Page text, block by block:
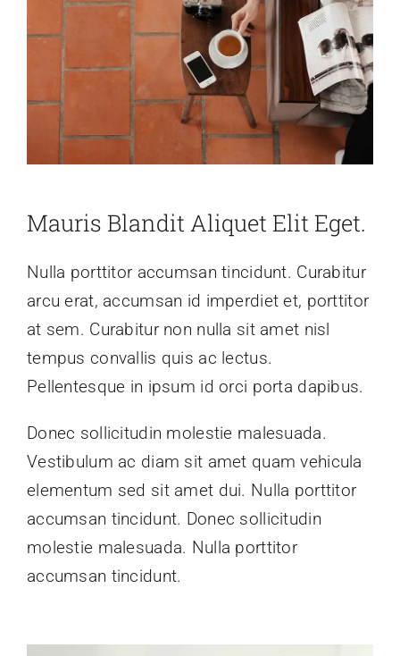
Mauris Blandit Aliquet Elit Eget.
Nulla porttitor accumsan tincidunt. Curabitur
arcu erat, accumsan id imperdiet et, porttitor
at sem. Curabitur non nulla sit amet nisl
tempus convallis quis ac lectus.
Pellentesque in ipsum id orci porta dapibus.
Donec sollicitudin molestie malesuada.
Vestibulum ac diam sit amet quam vehicula
elementum sed sit amet dui. Nulla porttitor
accumsan tincidunt. Donec sollicitudin
molestie malesuada. Nulla porttitor
accumsan tincidunt.